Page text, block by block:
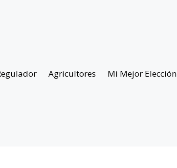
Agricultores Mi Mejor Elección